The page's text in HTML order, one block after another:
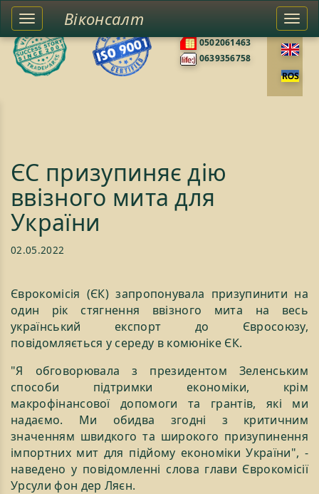
0502061463
0639356758
Toggle
left
sidebar
Віконсалт
ЄС призупиняє дію
ввізного мита для
України
02.05.2022
Єврокомісія (ЄК) запропонувала призупинити на
один рік стягнення ввізного мита на весь
український експорт до Євросоюзу,
повідомляється у середу в комюніке ЄК.
"Я обговорювала з президентом Зеленським
способи підтримки економіки, крім
макрофінансової допомоги та грантів, які ми
надаємо. Ми обидва згодні з критичним
значенням швидкого та широкого призупинення
імпортних мит для підйому економіки України", -
наведено у повідомленні слова глави Єврокомісії
Урсули фон дер Ляєн.